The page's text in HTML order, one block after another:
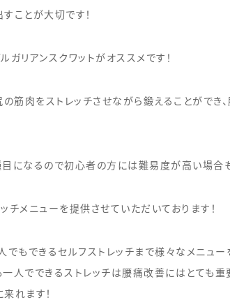
ことが大切です！
リアンスクワットがオススメです！
の筋肉をストレッチさせながら鍛えることがで
になるので初心者の方には難易度が高い場合も
チメニューを提供させていただいております！
もできるセルフストレッチまで様々なメニュ
人でできるストレッチは腰痛改善にはとても重
れます！